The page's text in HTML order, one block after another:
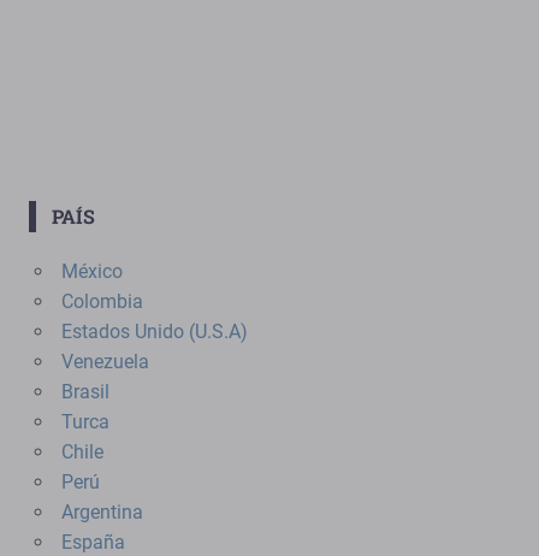
PAÍS
México
Colombia
Estados Unido (U.S.A)
Venezuela
Brasil
Turca
Chile
Perú
Argentina
España